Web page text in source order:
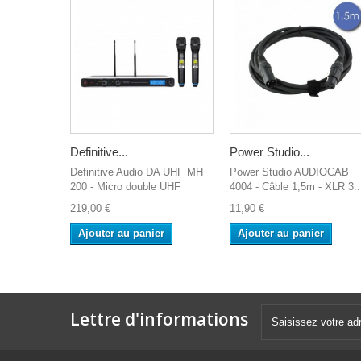
Definitive...
Definitive Audio DA UHF MH
200 - Micro double UHF
219,00 €
Ajouter au panier
Power Studio...
Power Studio AUDIOCAB
4004 - Câble 1,5m - XLR
11,90 €
Ajouter au panier
Lettre d'informations